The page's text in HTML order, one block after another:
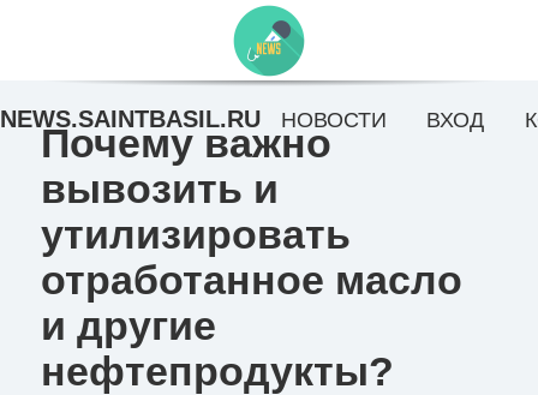
Почему важно
вывозить и
утилизировать
отработанное масло
и другие
нефтепродукты?
NEWS.SAINTBASIL.RU НОВОСТИ ВХОД